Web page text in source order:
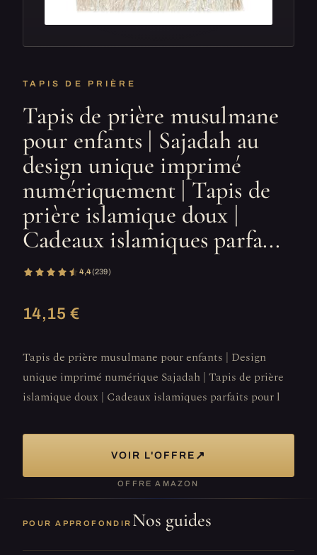
TAPIS DE PRIÈRE
Tapis de prière musulmane
pour enfants | Sajadah au
design unique imprimé
numériquement | Tapis de
prière islamique doux |
Cadeaux islamiques parfa...
4,4(239)
14,15 €
Tapis de prière musulmane pour enfants | Design
unique imprimé numérique Sajadah | Tapis de prière
islamique doux | Cadeaux islamiques parfaits pour l
VOIR L'OFFRE ↗
OFFRE AMAZON
POUR APPROFONDIR Nos guides